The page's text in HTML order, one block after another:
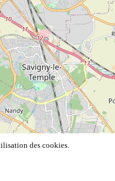
des cookies.